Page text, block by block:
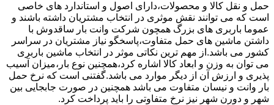
حمل و نقل کالا و محصولات،دارای اصول و استاندارد های خاصی
است که می توانند نقش موثری در انتخاب مشتریان داشته باشند و
عموما باربری های بزرگ همچون شرکت وانت بار ساقدوش با
داشتن ماشین های حمل متفاوت،پاسخگو نیاز مشتریان در سراسر
کشور می باشد.از مهم ترین نکاتی موثر در انتخاب ماشین باربری
می توان به وزن و ابعاد کالا اشاره کرد،همچنین نوع بار،میزان آسیب
پذیری و ارزش آن از دیگر موارد می باشد.گفتنی است که نرخ حمل
بار وانت و نیسان متفاوت می باشد همچنین در صورت جابجایی بین
شهر و دورن شهر نیز نرخ متفاوتی را باید پرداخت کرد.